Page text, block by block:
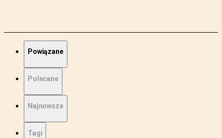
Powiązane
Polecane
Najnowsze
Tagi